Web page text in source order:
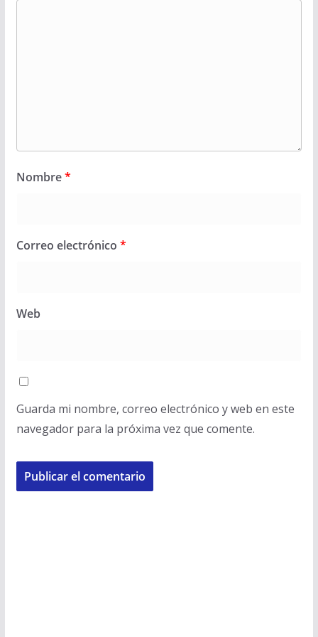
Nombre*
Correo electrónico *
Web
Guarda mi nombre, correo electrónico y web en este
navegador para la próxima vez que comente.